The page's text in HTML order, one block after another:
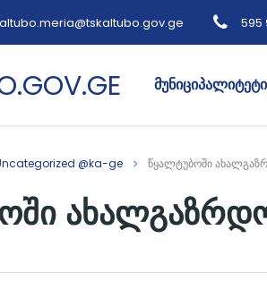
595
მუნიციპალიტეტი
@ka-ge წყალტუბოში